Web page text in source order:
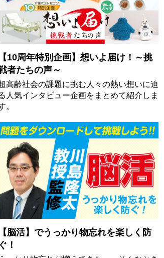
【10周年特別企画】想いよ届け！～挑
者たちの声～
高齢社会の課題に挑む人々の熱い想いに迫
人気インタビュー企画をまとめて紹介しま
。
【脳活】でうっかり物忘れを楽しく防
ぐ！